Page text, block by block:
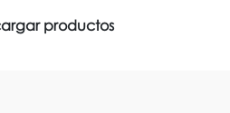
productos